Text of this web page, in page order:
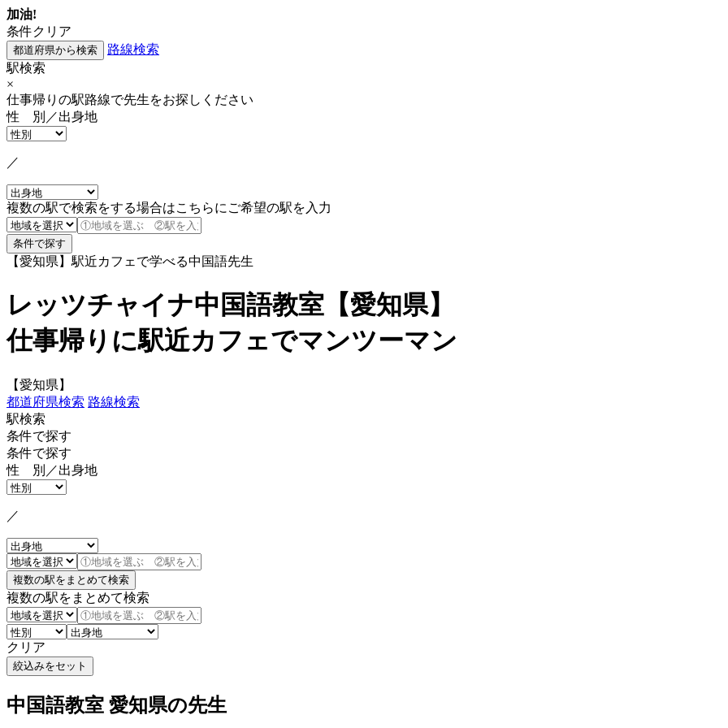
加油!
条件クリア
路線検索
駅検索
×
仕事帰りの駅路線で先生をお探しください
性 別／出身地
／
複数の駅で検索をする場合はこちらにご希望の駅を入力
【愛知県】駅近カフェで学べる中国語先生
レッツチャイナ中国語教室【愛知県】
仕事帰りに駅近カフェでマンツーマン
【愛知県】
都道府県検索 路線検索
駅検索
条件で探す
条件で探す
性 別／出身地
／
複数の駅をまとめて検索
クリア
中国語教室 愛知県の先生